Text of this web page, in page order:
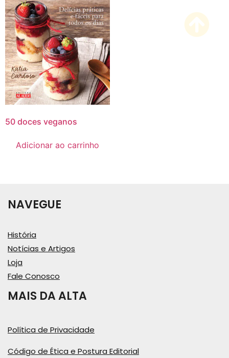
50 doces veganos
Adicionar ao carrinho
NAVEGUE
História
Notícias e Artigos
Loja
Fale Conosco
MAIS DA ALTA
Política de Privacidade
Código de Ética e Postura Editorial